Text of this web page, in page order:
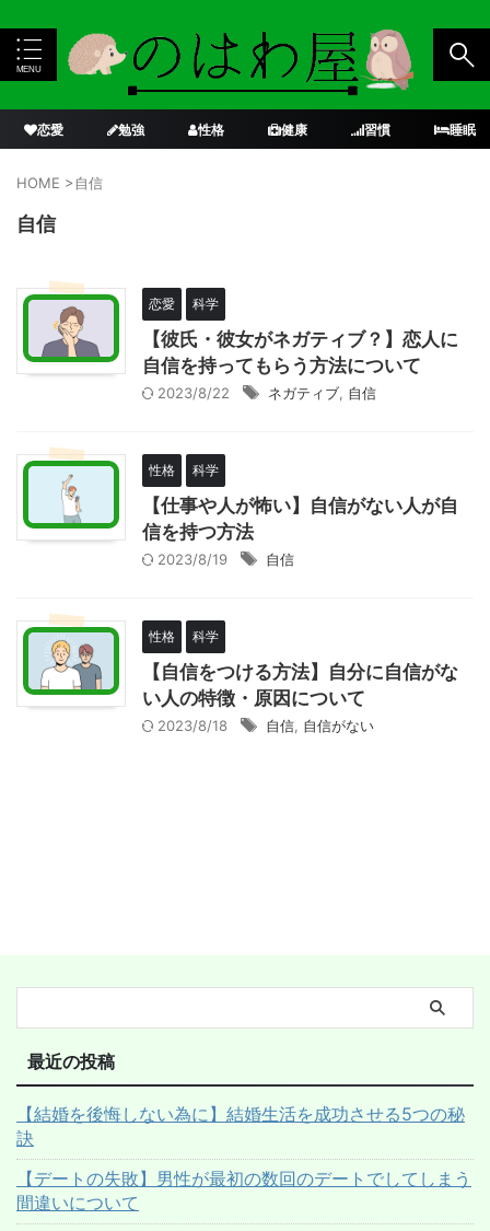
恋愛 勉強 性格 健康 習慣 睡眠
HOME >自信
自信
恋愛 科学
【彼氏・彼女がネガティブ？】恋人に
自信を持ってもらう方法について
2023/8/22 ネガティブ 自信
性格 科学
【仕事や人が怖い】自信がない人が自
信を持つ方法
2023/8/19 自信
性格 科学
【自信をつける方法】自分に自信がな
い人の特徴・原因について
2023/8/18 自信 自信がない
最近の投稿
【結婚を後悔しない為に】結婚生活を成功させる5つの秘
訣
【デートの失敗】男性が最初の数回のデートでしてしまう
間違いについて